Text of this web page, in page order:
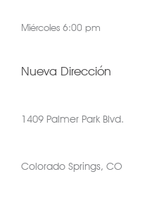
Miércoles 6:00 pm
Nueva Dirección
1409 Palmer Park Blvd.
Colorado Springs, CO